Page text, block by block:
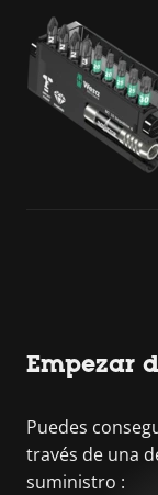
Empezar
Puedes
través de una
suministro :